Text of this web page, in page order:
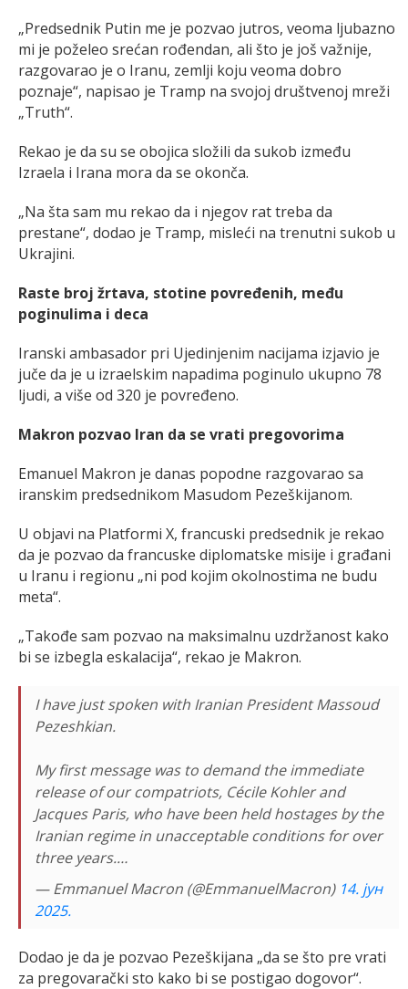
„Predsednik Putin me je pozvao jutros, veoma ljubazno
mi je poželeo srećan rođendan, ali što je još važnije,
razgovarao je o Iranu, zemlji koju veoma dobro
poznaje“, napisao je Tramp na svojoj društvenoj mreži
„Truth“.
Rekao je da su se obojica složili da sukob između
Izraela i Irana mora da se okonča.
„Na šta sam mu rekao da i njegov rat treba da
prestane“, dodao je Tramp, misleći na trenutni sukob u
Ukrajini.
Raste broj žrtava, stotine povređenih, među
poginulima i deca
Iranski ambasador pri Ujedinjenim nacijama izjavio je
juče da je u izraelskim napadima poginulo ukupno 78
ljudi, a više od 320 je povređeno.
Makron pozvao Iran da se vrati pregovorima
Emanuel Makron je danas popodne razgovarao sa
iranskim predsednikom Masudom Pezeškijanom.
U objavi na Platformi X, francuski predsednik je rekao
da je pozvao da francuske diplomatske misije i građani
u Iranu i regionu „ni pod kojim okolnostima ne budu
meta“.
„Takođe sam pozvao na maksimalnu uzdržanost kako
bi se izbegla eskalacija“, rekao je Makron.
I have just spoken with Iranian President Massoud
Pezeshkian.
My first message was to demand the immediate
release of our compatriots, Cécile Kohler and
Jacques Paris, who have been held hostages by the
Iranian regime in unacceptable conditions for over
three years.…
— Emmanuel Macron (@EmmanuelMacron) 14. јун
2025.
Dodao je da je pozvao Pezeškijana „da se što pre vrati
za pregovarački sto kako bi se postigao dogovor“.